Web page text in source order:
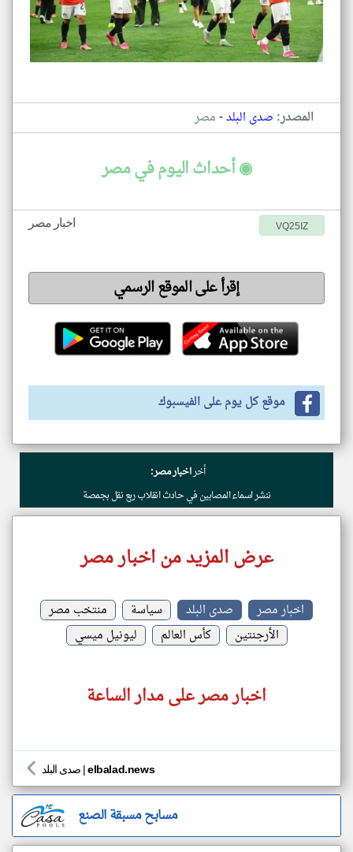
المصدر: صدى البلد-مصر
◉ أحداث اليوم في مصر
اخبار مصر VQ25IZ
إقرأ على الموقع الرسمي
موقع كل يوم على الفيسبوك
أخراخبار مصر:
ننشر اسماء المصابين في حادث انقلاب ربع نقل بجمصة
عرض المزيد من اخبار مصر
اخبار مصر صدى البلد سياسة
منتخب مصر
الأرجنتين
كأس العالم ليونيل ميسي
اخبار مصر على مدار الساعة
صدى البلد |elbalad.news
مسابح مسبقة الصنع